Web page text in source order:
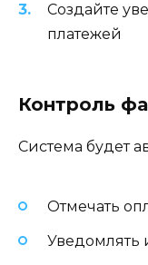
Создайте
платежей
Контроль
Система будет
Отмечать
Уведомлять